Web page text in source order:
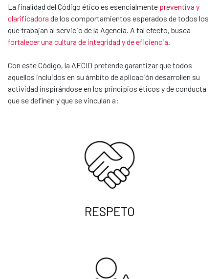
La finalidad del Código ético es esencialmente preventiva y
clarificadora de los comportamientos esperados de todos los
que trabajan al servicio de la Agencia. A tal efecto, busca
fortalecer una cultura de integridad y de eficiencia.
Con este Código, la AECID pretende garantizar que todos
aquellos incluidos en su ámbito de aplicación desarrollen su
actividad inspirándose en los principios éticos y de conducta
que se definen y que se vinculan a:
RESPETO